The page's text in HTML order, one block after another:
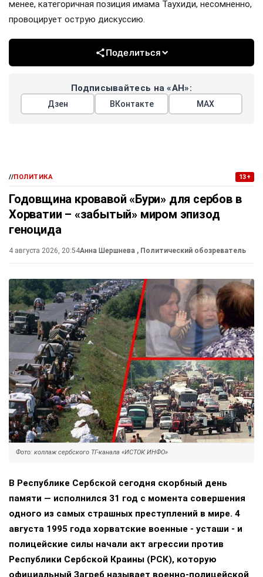
менее, категоричная позиция имама Таухиди, несомненно,
провоцирует острую дискуссию.
Поделиться
Подписывайтесь на «АН»:
Дзен ВКонтакте МАХ
//ПОЛИТИКА 13+
Годовщина кровавой «Бури» для сербов в
Хорватии – «забытый» миром эпизод
геноцида
4 августа 2026, 20:54Анна Шершнева , Политический обозреватель
Фото: коллаж сербского ТГ-канала «ИСТОК ИНФО»
В Республике Сербской сегодня скорбный день
памяти — исполнился 31 год с момента совершения
одного из самых страшных преступлений в мире. 4
августа 1995 года хорватские военные - усташи - и
полицейские силы начали акт агрессии против
Республики Сербской Краины (РСК), которую
официальный Загреб называет военно-полицейской